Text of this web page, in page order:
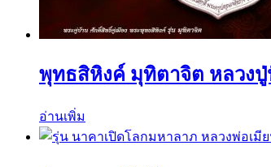
พุทธสิหิงค์ มุทิตาจิต หลวง
อ่านเพิ่ม